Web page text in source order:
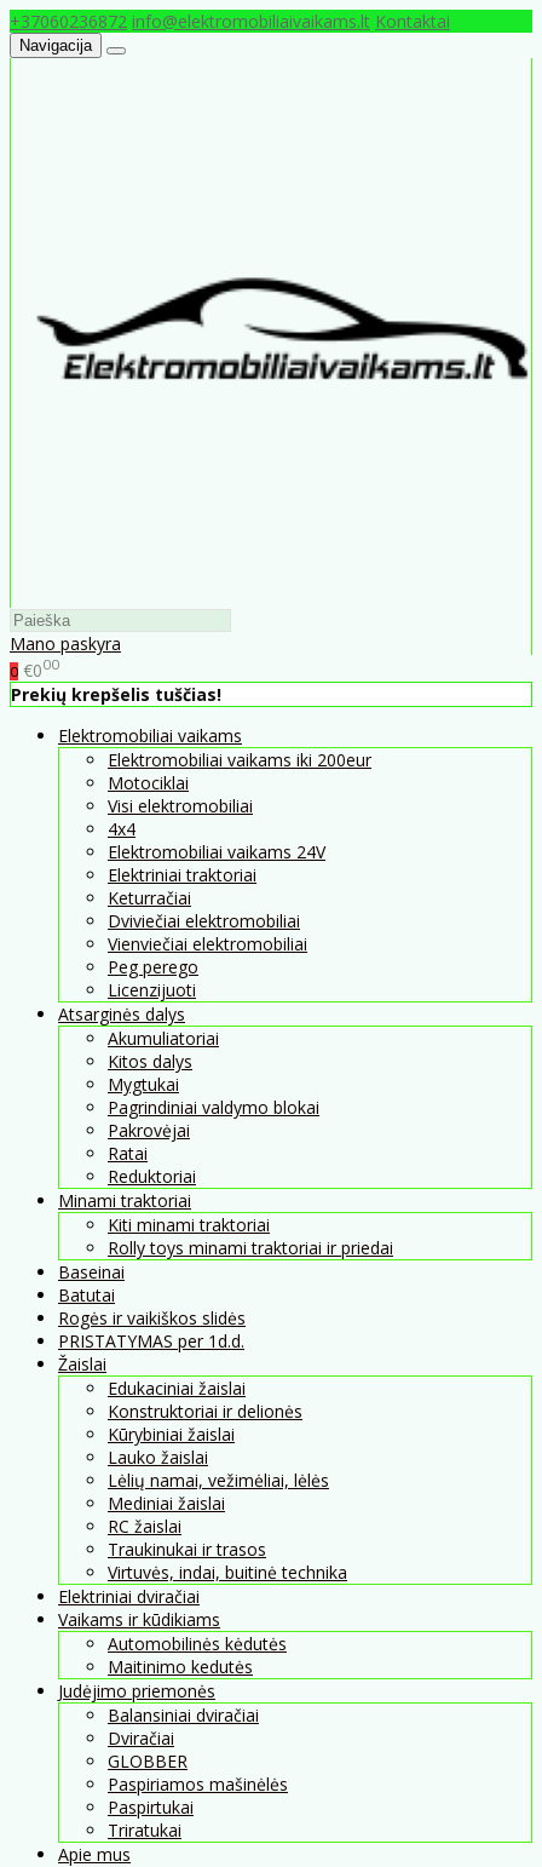
+37060236872 info@elektromobiliaivaikams.lt Kontaktai
Navigacija
Mano paskyra
0 €000
Prekių krepšelis tuščias!
Elektromobiliai vaikams
Elektromobiliai vaikams iki 200eur
Motociklai
Visi elektromobiliai
4x4
Elektromobiliai vaikams 24V
Elektriniai traktoriai
Keturračiai
Dviviečiai elektromobiliai
Vienviečiai elektromobiliai
Peg perego
Licenzijuoti
Atsarginės dalys
Akumuliatoriai
Kitos dalys
Mygtukai
Pagrindiniai valdymo blokai
Pakrovėjai
Ratai
Reduktoriai
Minami traktoriai
Kiti minami traktoriai
Rolly toys minami traktoriai ir priedai
Baseinai
Batutai
Rogės ir vaikiškos slidės
PRISTATYMAS per 1d.d.
Žaislai
Edukaciniai žaislai
Konstruktoriai ir delionės
Kūrybiniai žaislai
Lauko žaislai
Lėlių namai, vežimėliai, lėlės
Mediniai žaislai
RC žaislai
Traukinukai ir trasos
Virtuvės, indai, buitinė technika
Elektriniai dviračiai
Vaikams ir kūdikiams
Automobilinės kėdutės
Maitinimo kedutės
Judėjimo priemonės
Balansiniai dviračiai
Dviračiai
GLOBBER
Paspiriamos mašinėlės
Paspirtukai
Triratukai
Apie mus